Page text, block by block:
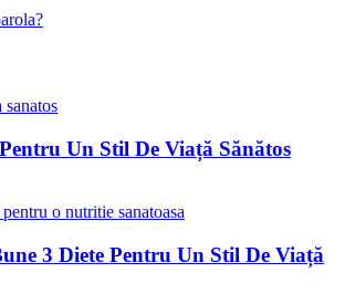
Un Stil De Viață Sănătos
3 Diete Pentru Un Stil De Viață